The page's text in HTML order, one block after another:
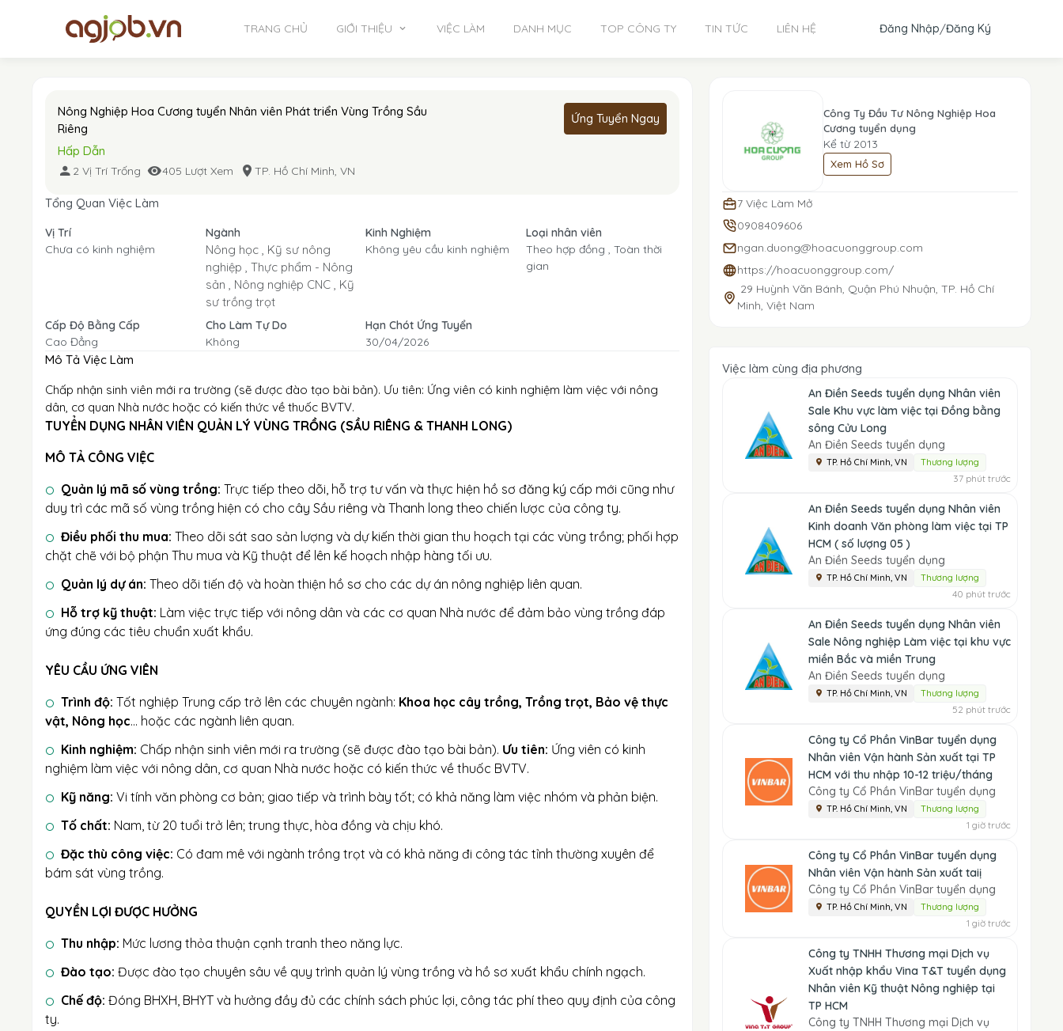
TRANG CHỦ GIỚI THIỆU VIỆC LÀM DANH MỤC TOP CÔNG TY TIN TỨC LIÊN HỆ Đăng Nhập/Đăng Ký
Nông Nghiệp Hoa Cương tuyển Nhân viên Phát triển Vùng Trồng Sầu
Riêng
Ứng Tuyển Ngay
Hấp Dẫn
2 Vị Trí Trống 405 Lượt Xem TP. Hồ Chí Minh, VN
Tổng Quan Việc Làm
Vị Trí
Chưa có kinh nghiệm
Ngành
Nông học , Kỹ sư nông
nghiệp , Thực phẩm - Nông
sản , Nông nghiệp CNC , Kỹ
sư trồng trọt
Kinh Nghiệm
Không yêu cầu kinh nghiệm
Loại nhân viên
Theo hợp đồng , Toàn thời
gian
Cấp Độ Bằng Cấp
Cao Đẳng
Cho Làm Tự Do
Không
Hạn Chót Ứng Tuyển
30/04/2026
Mô Tả Việc Làm
Chấp nhận sinh viên mới ra trường (sẽ được đào tạo bài bản). Ưu tiên: Ứng viên có kinh nghiệm làm việc với nông
dân, cơ quan Nhà nước hoặc có kiến thức về thuốc BVTV.
TUYỂN DỤNG NHÂN VIÊN QUẢN LÝ VÙNG TRỒNG (SẦU RIÊNG & THANH LONG)
MÔ TẢ CÔNG VIỆC
Quản lý mã số vùng trồng: Trực tiếp theo dõi, hỗ trợ tư vấn và thực hiện hồ sơ đăng ký cấp mới cũng như
duy trì các mã số vùng trồng hiện có cho cây Sầu riêng và Thanh long theo chiến lược của công ty.
Điều phối thu mua: Theo dõi sát sao sản lượng và dự kiến thời gian thu hoạch tại các vùng trồng; phối hợp
chặt chẽ với bộ phận Thu mua và Kỹ thuật để lên kế hoạch nhập hàng tối ưu.
Quản lý dự án: Theo dõi tiến độ và hoàn thiện hồ sơ cho các dự án nông nghiệp liên quan.
Hỗ trợ kỹ thuật: Làm việc trực tiếp với nông dân và các cơ quan Nhà nước để đảm bảo vùng trồng đáp
ứng đúng các tiêu chuẩn xuất khẩu.
YÊU CẦU ỨNG VIÊN
Trình độ: Tốt nghiệp Trung cấp trở lên các chuyên ngành: Khoa học cây trồng, Trồng trọt, Bảo vệ thực
vật, Nông học... hoặc các ngành liên quan.
Kinh nghiệm: Chấp nhận sinh viên mới ra trường (sẽ được đào tạo bài bản). Ưu tiên: Ứng viên có kinh
nghiệm làm việc với nông dân, cơ quan Nhà nước hoặc có kiến thức về thuốc BVTV.
Kỹ năng: Vi tính văn phòng cơ bản; giao tiếp và trình bày tốt; có khả năng làm việc nhóm và phản biện.
Tố chất: Nam, từ 20 tuổi trở lên; trung thực, hòa đồng và chịu khó.
Đặc thù công việc: Có đam mê với ngành trồng trọt và có khả năng đi công tác tỉnh thường xuyên để
bám sát vùng trồng.
QUYỀN LỢI ĐƯỢC HƯỞNG
Thu nhập: Mức lương thỏa thuận cạnh tranh theo năng lực.
Đào tạo: Được đào tạo chuyên sâu về quy trình quản lý vùng trồng và hồ sơ xuất khẩu chính ngạch.
Chế độ: Đóng BHXH, BHYT và hưởng đầy đủ các chính sách phúc lợi, công tác phí theo quy định của công
ty.
Công Ty Đầu Tư Nông Nghiệp Hoa
Cương tuyển dụng
Kể từ 2013
Xem Hồ Sơ
7 Việc Làm Mở
0908409606
ngan.duong@hoacuonggroup.com
https://hoacuonggroup.com/
29 Huỳnh Văn Bánh, Quận Phú Nhuận, TP. Hồ Chí
Minh, Việt Nam
Việc làm cùng địa phương
An Điền Seeds tuyển dụng Nhân viên
Sale Khu vực làm việc tại Đồng bằng
sông Cửu Long
An Điền Seeds tuyển dụng
TP. Hồ Chí Minh, VN Thương lượng
37 phút trước
An Điền Seeds tuyển dụng Nhân viên
Kinh doanh Văn phòng làm việc tại TP
HCM ( số lượng 05 )
An Điền Seeds tuyển dụng
TP. Hồ Chí Minh, VN Thương lượng
40 phút trước
An Điền Seeds tuyển dụng Nhân viên
Sale Nông nghiệp Làm việc tại khu vực
miền Bắc và miền Trung
An Điền Seeds tuyển dụng
TP. Hồ Chí Minh, VN Thương lượng
52 phút trước
Công ty Cổ Phần VinBar tuyển dụng
Nhân viên Vận hành Sản xuất tại TP
HCM với thu nhập 10-12 triệu/tháng
Công ty Cổ Phần VinBar tuyển dụng
TP. Hồ Chí Minh, VN Thương lượng
1 giờ trước
Công ty Cổ Phần VinBar tuyển dụng
Nhân viên Vận hành Sản xuất taiị
Công ty Cổ Phần VinBar tuyển dụng
TP. Hồ Chí Minh, VN Thương lượng
1 giờ trước
Công ty TNHH Thương mại Dịch vụ
Xuất nhập khẩu Vina T&T tuyển dụng
Nhân viên Kỹ thuật Nông nghiệp tại
TP HCM
Công ty TNHH Thương mại Dịch vụ